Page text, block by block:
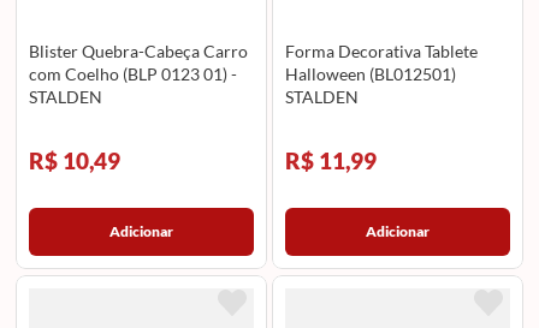
Blister Quebra-Cabeça Carro
com Coelho (BLP 0123 01) -
STALDEN
R$ 10,49
Adicionar
Forma Decorativa Tablete
Halloween (BL012501)
STALDEN
R$ 11,99
Adicionar